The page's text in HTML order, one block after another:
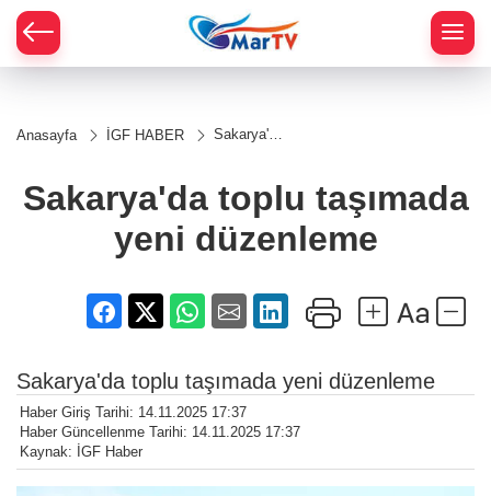
Anasayfa İGF HABER
Sakarya'da
yeni
düzenleme
Sakarya'da toplu taşımada
yeni düzenleme
Sakarya'da toplu taşımada yeni düzenleme
Haber Giriş Tarihi: 14.11.2025 17:37
Haber Güncellenme Tarihi: 14.11.2025 17:37
Kaynak: İGF Haber